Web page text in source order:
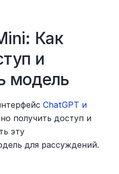
Как
и
модель
ChatGPT и
получить доступ и
эту
для рассуждений.